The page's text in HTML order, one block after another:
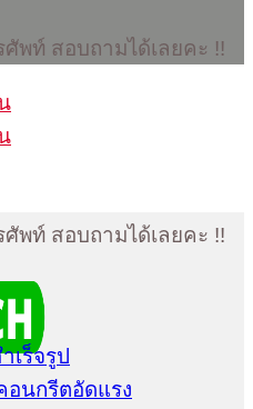
ศัพท์ สอบถามได้เลยคะ !!
พท์ สอบถามได้เลยคะ !!
เร็จรูป
อนกรีตอัดแรง